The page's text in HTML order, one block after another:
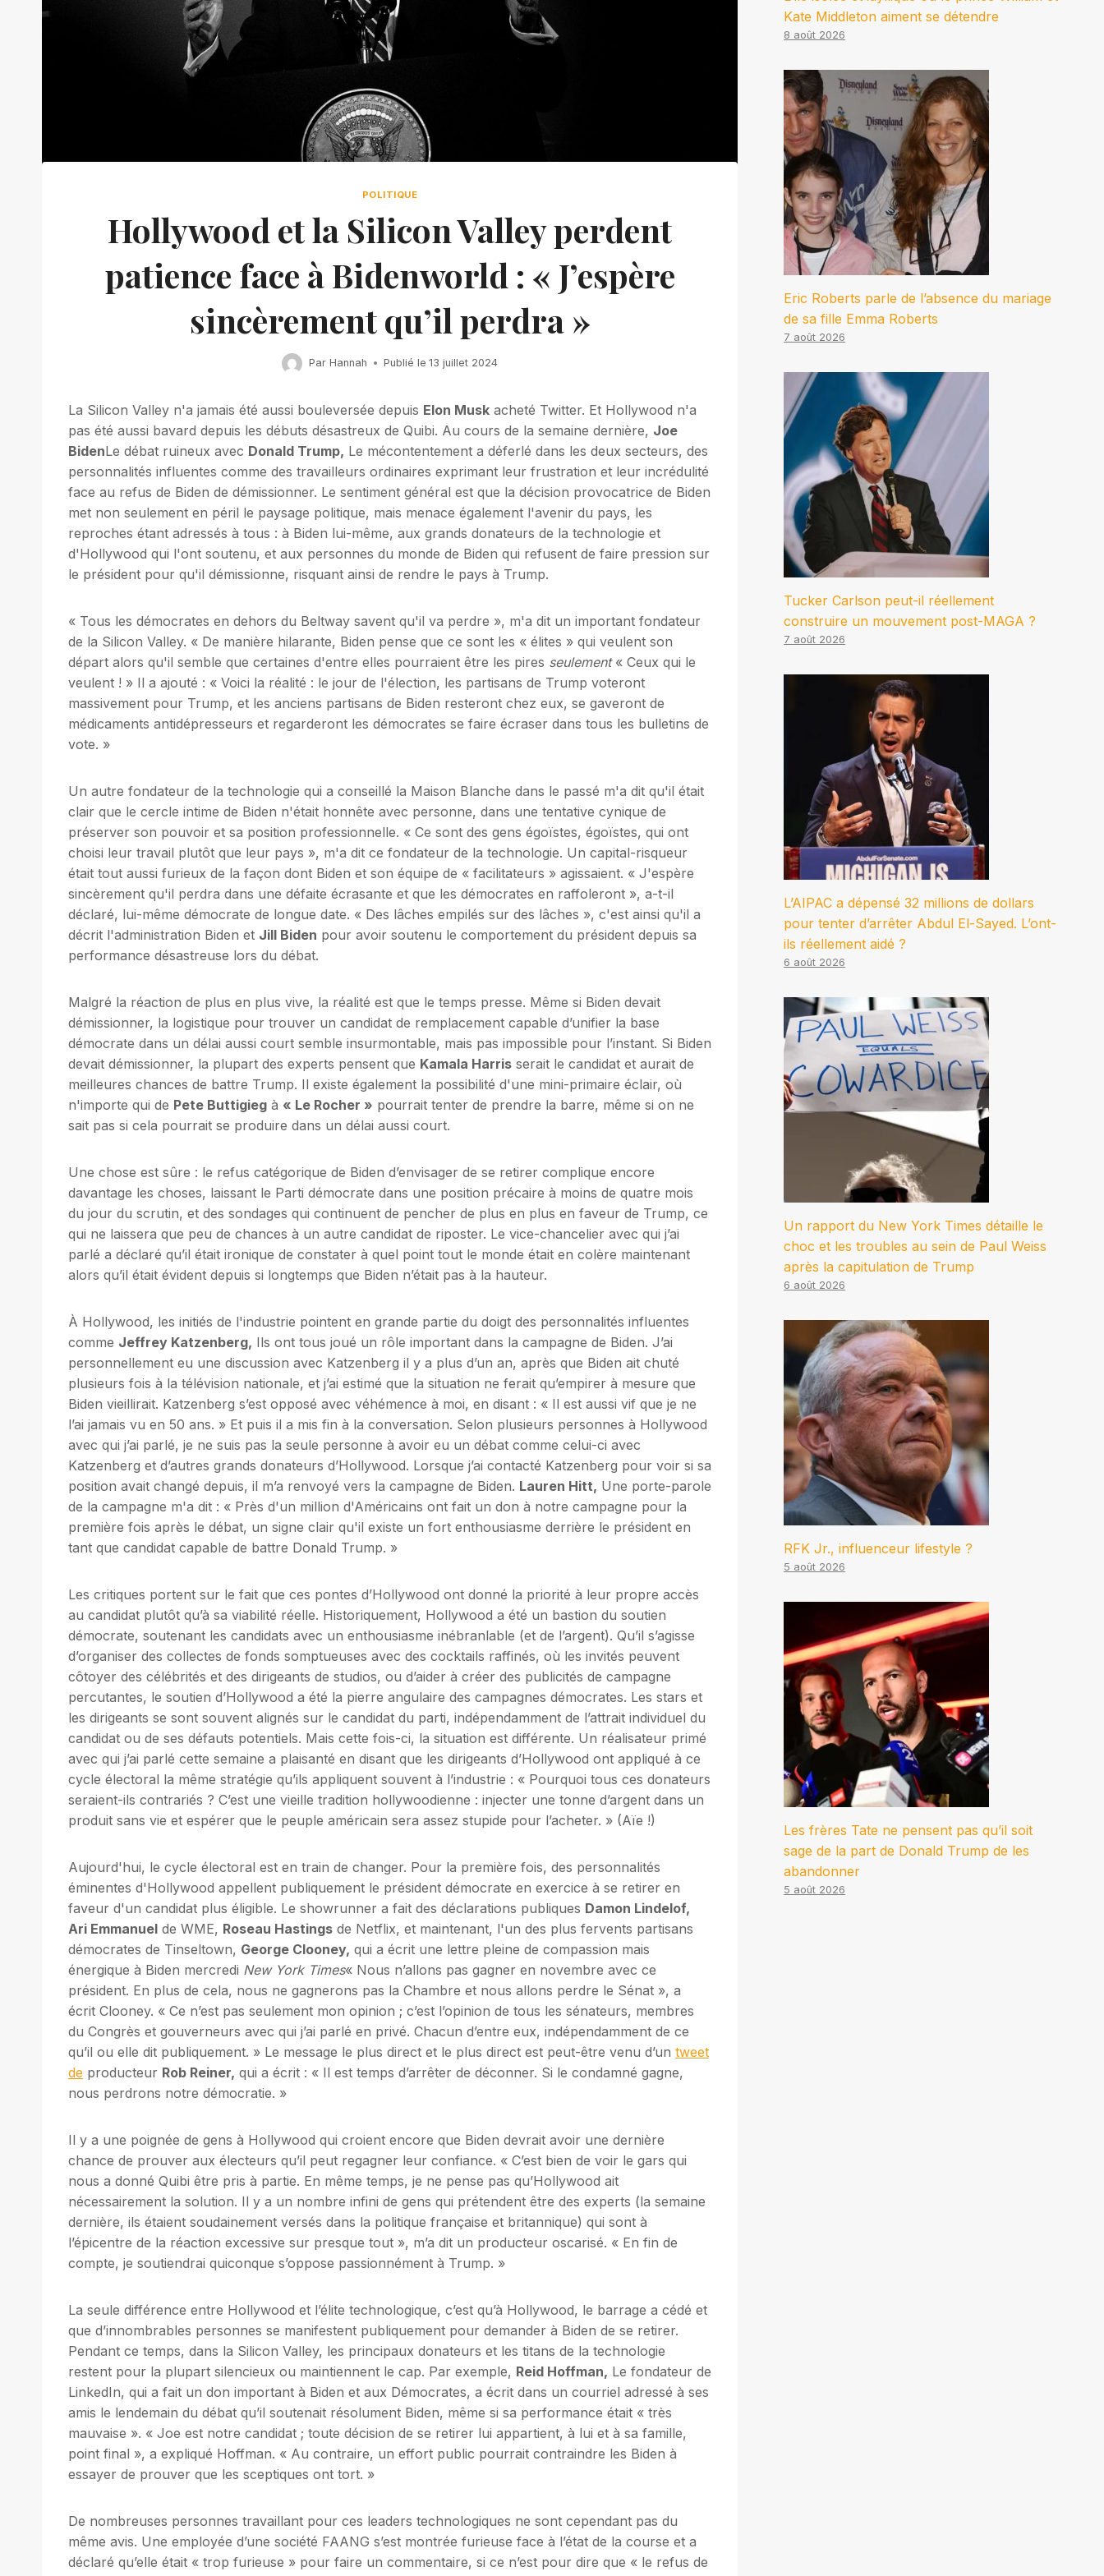
POLITIQUE
Hollywood et la Silicon Valley perdent
patience face à Bidenworld : « J’espère
sincèrement qu’il perdra »
Par Hannah Publié le 13 juillet 2024
La Silicon Valley n'a jamais été aussi bouleversée depuis Elon Musk acheté Twitter. Et Hollywood n'a
pas été aussi bavard depuis les débuts désastreux de Quibi. Au cours de la semaine dernière, Joe
BidenLe débat ruineux avec Donald Trump, Le mécontentement a déferlé dans les deux secteurs, des
personnalités influentes comme des travailleurs ordinaires exprimant leur frustration et leur incrédulité
face au refus de Biden de démissionner. Le sentiment général est que la décision provocatrice de Biden
met non seulement en péril le paysage politique, mais menace également l'avenir du pays, les
reproches étant adressés à tous : à Biden lui-même, aux grands donateurs de la technologie et
d'Hollywood qui l'ont soutenu, et aux personnes du monde de Biden qui refusent de faire pression sur
le président pour qu'il démissionne, risquant ainsi de rendre le pays à Trump.
« Tous les démocrates en dehors du Beltway savent qu'il va perdre », m'a dit un important fondateur
de la Silicon Valley. « De manière hilarante, Biden pense que ce sont les « élites » qui veulent son
départ alors qu'il semble que certaines d'entre elles pourraient être les pires seulement« Ceux qui le
veulent ! » Il a ajouté : « Voici la réalité : le jour de l'élection, les partisans de Trump voteront
massivement pour Trump, et les anciens partisans de Biden resteront chez eux, se gaveront de
médicaments antidépresseurs et regarderont les démocrates se faire écraser dans tous les bulletins de
vote. »
Un autre fondateur de la technologie qui a conseillé la Maison Blanche dans le passé m'a dit qu'il était
clair que le cercle intime de Biden n'était honnête avec personne, dans une tentative cynique de
préserver son pouvoir et sa position professionnelle. « Ce sont des gens égoïstes, égoïstes, qui ont
choisi leur travail plutôt que leur pays », m'a dit ce fondateur de la technologie. Un capital-risqueur
était tout aussi furieux de la façon dont Biden et son équipe de « facilitateurs » agissaient. « J'espère
sincèrement qu'il perdra dans une défaite écrasante et que les démocrates en raffoleront », a-t-il
déclaré, lui-même démocrate de longue date. « Des lâches empilés sur des lâches », c'est ainsi qu'il a
décrit l'administration Biden et Jill Biden pour avoir soutenu le comportement du président depuis sa
performance désastreuse lors du débat.
Malgré la réaction de plus en plus vive, la réalité est que le temps presse. Même si Biden devait
démissionner, la logistique pour trouver un candidat de remplacement capable d’unifier la base
démocrate dans un délai aussi court semble insurmontable, mais pas impossible pour l’instant. Si Biden
devait démissionner, la plupart des experts pensent que Kamala Harris serait le candidat et aurait de
meilleures chances de battre Trump. Il existe également la possibilité d'une mini-primaire éclair, où
n'importe qui de Pete Buttigieg à « Le Rocher » pourrait tenter de prendre la barre, même si on ne
sait pas si cela pourrait se produire dans un délai aussi court.
Une chose est sûre : le refus catégorique de Biden d’envisager de se retirer complique encore
davantage les choses, laissant le Parti démocrate dans une position précaire à moins de quatre mois
du jour du scrutin, et des sondages qui continuent de pencher de plus en plus en faveur de Trump, ce
qui ne laissera que peu de chances à un autre candidat de riposter. Le vice-chancelier avec qui j’ai
parlé a déclaré qu’il était ironique de constater à quel point tout le monde était en colère maintenant
alors qu’il était évident depuis si longtemps que Biden n’était pas à la hauteur.
À Hollywood, les initiés de l'industrie pointent en grande partie du doigt des personnalités influentes
comme Jeffrey Katzenberg, Ils ont tous joué un rôle important dans la campagne de Biden. J’ai
personnellement eu une discussion avec Katzenberg il y a plus d’un an, après que Biden ait chuté
plusieurs fois à la télévision nationale, et j’ai estimé que la situation ne ferait qu’empirer à mesure que
Biden vieillirait. Katzenberg s’est opposé avec véhémence à moi, en disant : « Il est aussi vif que je ne
l’ai jamais vu en 50 ans. » Et puis il a mis fin à la conversation. Selon plusieurs personnes à Hollywood
avec qui j’ai parlé, je ne suis pas la seule personne à avoir eu un débat comme celui-ci avec
Katzenberg et d’autres grands donateurs d’Hollywood. Lorsque j’ai contacté Katzenberg pour voir si sa
position avait changé depuis, il m’a renvoyé vers la campagne de Biden. Lauren Hitt, Une porte-parole
de la campagne m'a dit : « Près d'un million d'Américains ont fait un don à notre campagne pour la
première fois après le débat, un signe clair qu'il existe un fort enthousiasme derrière le président en
tant que candidat capable de battre Donald Trump. »
Les critiques portent sur le fait que ces pontes d’Hollywood ont donné la priorité à leur propre accès
au candidat plutôt qu’à sa viabilité réelle. Historiquement, Hollywood a été un bastion du soutien
démocrate, soutenant les candidats avec un enthousiasme inébranlable (et de l’argent). Qu’il s’agisse
d’organiser des collectes de fonds somptueuses avec des cocktails raffinés, où les invités peuvent
côtoyer des célébrités et des dirigeants de studios, ou d’aider à créer des publicités de campagne
percutantes, le soutien d’Hollywood a été la pierre angulaire des campagnes démocrates. Les stars et
les dirigeants se sont souvent alignés sur le candidat du parti, indépendamment de l’attrait individuel du
candidat ou de ses défauts potentiels. Mais cette fois-ci, la situation est différente. Un réalisateur primé
avec qui j’ai parlé cette semaine a plaisanté en disant que les dirigeants d’Hollywood ont appliqué à ce
cycle électoral la même stratégie qu’ils appliquent souvent à l’industrie : « Pourquoi tous ces donateurs
seraient-ils contrariés ? C’est une vieille tradition hollywoodienne : injecter une tonne d’argent dans un
produit sans vie et espérer que le peuple américain sera assez stupide pour l’acheter. » (Aïe !)
Aujourd'hui, le cycle électoral est en train de changer. Pour la première fois, des personnalités
éminentes d'Hollywood appellent publiquement le président démocrate en exercice à se retirer en
faveur d'un candidat plus éligible. Le showrunner a fait des déclarations publiques Damon Lindelof,
Ari Emmanuel de WME, Roseau Hastings de Netflix, et maintenant, l'un des plus fervents partisans
démocrates de Tinseltown, George Clooney, qui a écrit une lettre pleine de compassion mais
énergique à Biden mercredi New York Times« Nous n’allons pas gagner en novembre avec ce
président. En plus de cela, nous ne gagnerons pas la Chambre et nous allons perdre le Sénat », a
écrit Clooney. « Ce n’est pas seulement mon opinion ; c’est l’opinion de tous les sénateurs, membres
du Congrès et gouverneurs avec qui j’ai parlé en privé. Chacun d’entre eux, indépendamment de ce
qu’il ou elle dit publiquement. » Le message le plus direct et le plus direct est peut-être venu d’un tweet
de producteur Rob Reiner, qui a écrit : « Il est temps d’arrêter de déconner. Si le condamné gagne,
nous perdrons notre démocratie. »
Il y a une poignée de gens à Hollywood qui croient encore que Biden devrait avoir une dernière
chance de prouver aux électeurs qu’il peut regagner leur confiance. « C’est bien de voir le gars qui
nous a donné Quibi être pris à partie. En même temps, je ne pense pas qu’Hollywood ait
nécessairement la solution. Il y a un nombre infini de gens qui prétendent être des experts (la semaine
dernière, ils étaient soudainement versés dans la politique française et britannique) qui sont à
l’épicentre de la réaction excessive sur presque tout », m’a dit un producteur oscarisé. « En fin de
compte, je soutiendrai quiconque s’oppose passionnément à Trump. »
La seule différence entre Hollywood et l’élite technologique, c’est qu’à Hollywood, le barrage a cédé et
que d’innombrables personnes se manifestent publiquement pour demander à Biden de se retirer.
Pendant ce temps, dans la Silicon Valley, les principaux donateurs et les titans de la technologie
restent pour la plupart silencieux ou maintiennent le cap. Par exemple, Reid Hoffman, Le fondateur de
LinkedIn, qui a fait un don important à Biden et aux Démocrates, a écrit dans un courriel adressé à ses
amis le lendemain du débat qu’il soutenait résolument Biden, même si sa performance était « très
mauvaise ». « Joe est notre candidat ; toute décision de se retirer lui appartient, à lui et à sa famille,
point final », a expliqué Hoffman. « Au contraire, un effort public pourrait contraindre les Biden à
essayer de prouver que les sceptiques ont tort. »
De nombreuses personnes travaillant pour ces leaders technologiques ne sont cependant pas du
même avis. Une employée d’une société FAANG s’est montrée furieuse face à l’état de la course et a
déclaré qu’elle était « trop furieuse » pour faire un commentaire, si ce n’est pour dire que « le refus de
Kate Middleton aiment se détendre
8 août 2026
Eric Roberts parle de l’absence du mariage
de sa fille Emma Roberts
7 août 2026
Tucker Carlson peut-il réellement
construire un mouvement post-MAGA ?
7 août 2026
L’AIPAC a dépensé 32 millions de dollars
pour tenter d’arrêter Abdul El-Sayed. L’ont-
ils réellement aidé ?
6 août 2026
Un rapport du New York Times détaille le
choc et les troubles au sein de Paul Weiss
après la capitulation de Trump
6 août 2026
RFK Jr., influenceur lifestyle ?
5 août 2026
Les frères Tate ne pensent pas qu’il soit
sage de la part de Donald Trump de les
abandonner
5 août 2026